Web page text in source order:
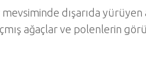
mevsiminde dışarıda
ağaçlar ve polenlerin